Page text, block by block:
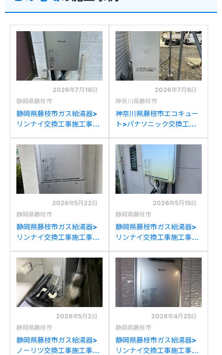
2026年7月18日
静岡県藤枝市
静岡県藤枝市ガス給湯器>
リンナイ交換工事施工事
E2400Wからリンナイ
RUX-E2406W(A)への交
換
2026年7月6日
神奈川県藤枝市
神奈川県藤枝市エコキュー
ト>パナソニック交換工事
H3716Aからパナソニック
HE-S37LQSへの交換
2026年5月22日
静岡県藤枝市
静岡県藤枝市ガス給湯器>
リンナイ交換工事施工事
A2400SAWからリンナイ
RUF-UE240EAWへの交換
2026年5月15日
静岡県藤枝市
静岡県藤枝市ガス給湯器>
リンナイ交換工事施工事
E2401AWからリンナイ
RUF-K2406SAW(A)への
交換
2026年5月2日
静岡県藤枝市
静岡県藤枝市ガス給湯器>
ノーリツ交換工事施工事
2026年4月25日
静岡県藤枝市
静岡県藤枝市ガス給湯器>
リンナイ交換工事施工事